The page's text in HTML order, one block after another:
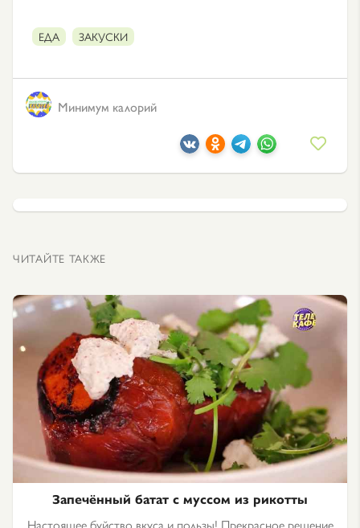
ЕДА ЗАКУСКИ
Минимум калорий
ЧИТАЙТЕ ТАКЖЕ
Запечённый батат с муссом из рикотты